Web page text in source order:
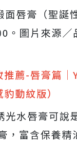
唇膏（聖誕
。圖片來源／
薦-唇膏篇｜
動紋版）
光水唇膏可說
，富含保養精